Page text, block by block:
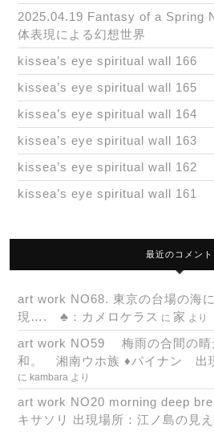
2025.04.19 Fantasy of a Spring
体表現による幻想世界
kissea’s eye spiritual wall 166
kissea’s eye spiritual wall 165
kissea’s eye spiritual wall 164
kissea’s eye spiritual wall 163
kissea’s eye spiritual wall 162
kissea’s eye spiritual wall 161
最近のコメント
art work NO68. 東京の台場の海
現…. ♣：カメロケラス に 家 より
art work NO59 梅雨の合間の晴
和。 湘南ウホ族 ♦パイナン 出
に kambara より
art work NO20 morning deep
キサソリ 出現場所：江ノ島の見